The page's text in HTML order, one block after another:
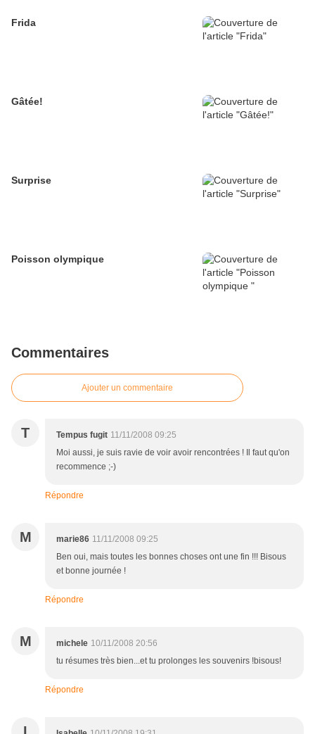
Frida
Gâtée!
Surprise
Poisson olympique
Commentaires
Ajouter un commentaire
T Tempus fugit 11/11/2008 09:25
Moi aussi, je suis ravie de voir avoir rencontrées ! Il faut qu'on
recommence ;-)
Répondre
M marie86 11/11/2008 09:25
Ben oui, mais toutes les bonnes choses ont une fin !!! Bisous
et bonne journée !
Répondre
M michele 10/11/2008 20:56
tu résumes très bien...et tu prolonges les souvenirs !bisous!
Répondre